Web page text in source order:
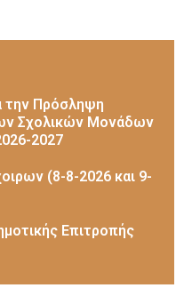
την Πρόσληψη
Σχολικών Μονάδων
2027
(8-8-2026 και 9-
Επιτροπής